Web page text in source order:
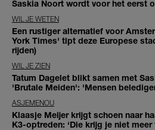
Saskia Noort wordt voor het eerst
WIL JE WETEN
Een rustiger alternatief voor
York Times' tipt deze Europese
rijden)
WIL JE ZIEN
Tatum Dagelet blikt samen met
'Brutale Meiden': 'Mensen
ASJEMENOU
Klaasje Meijer krijgt schoen naar
K3-optreden: ‘Die krijg je niet meer